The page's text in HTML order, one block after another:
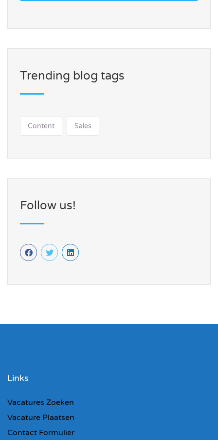
Trending blog tags
Content Sales
Follow us!
Links
Vacatures Zoeken
Vacature Plaatsen
Contact Formulier